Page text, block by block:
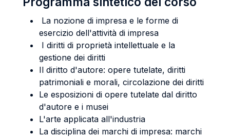
La nozione di impresa e le forme di
esercizio dell'attività di impresa
I diritti di proprietà intellettuale e la
gestione dei diritti
Il diritto d'autore: opere tutelate, diritti
patrimoniali e morali, circolazione dei diritti
Le esposizioni di opere tutelate dal diritto
d'autore e i musei
L'arte applicata all'industria
La disciplina dei marchi di impresa: marchi